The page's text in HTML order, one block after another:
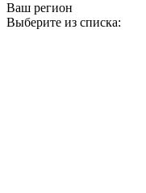
Ваш регион
Выберите из списка: